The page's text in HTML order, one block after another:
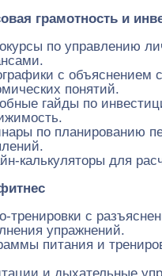
грамотность и
по управлению
с объяснением
понятий.
гайды по
по планированию
калькуляторы для
тренировки с
упражнений.
питания и